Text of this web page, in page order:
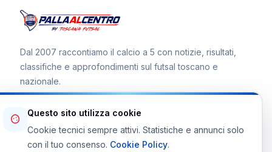
Dal 2007 raccontiamo il calcio a 5 con notizie, risultati,
classifiche e approfondimenti sul futsal toscano e
nazionale.
Canale WhatsApp
Telegram Toscana Futsal
Questo sito utilizza cookie
Cookie tecnici sempre attivi. Statistiche e annunci solo
con il tuo consenso. Cookie Policy.